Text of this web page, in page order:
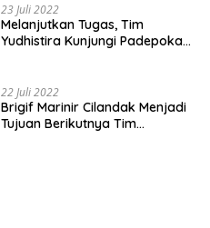
23 Juli 2022
Melanjutkan Tugas, Tim
Yudhistira Kunjungi Padepokan
22 Juli 2022
Brigif Marinir Cilandak Menjadi
Tujuan Berikutnya Tim